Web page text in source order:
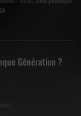
Génération ?